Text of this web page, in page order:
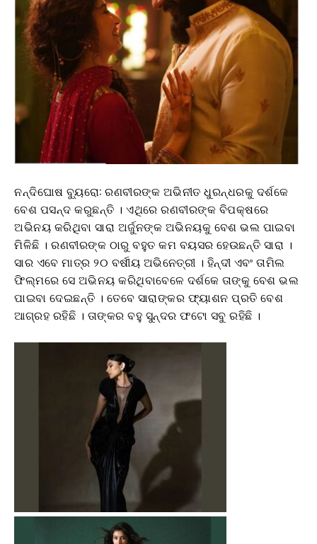
ନନ୍ଦିଘୋଷ ବ୍ୟୁରୋ: ରଣବୀରଙ୍କ ଅଭିନୀତ ଧୁରନ୍ଧରକୁ ଦର୍ଶକେ
ବେଶ ପସନ୍ଦ କରୁଛନ୍ତି । ଏଥିରେ ରଣବୀରଙ୍କ ବିପକ୍ଷରେ
ଅଭିନୟ କରିଥିବା ସାରା ଅର୍ଜୁନଙ୍କ ଅଭିନୟକୁ ବେଶ ଭଲ ପାଇବା
ମିଳିଛି । ରଣବୀରଙ୍କ ଠାରୁ ବହୁତ କମ ବୟସର ହେଉଛନ୍ତି ସାରା ।
ସାର ଏବେ ମାତ୍ର ୨୦ ବର୍ଷୀୟ ଅଭିନେତ୍ରୀ । ହିନ୍ଦୀ ଏବଂ ତାମିଲ
ଫିଲ୍ମରେ ସେ ଅଭିନୟ କରିଥିବାବେଳେ ଦର୍ଶକେ ତାଙ୍କୁ ବେଶ ଭଲ
ପାଇବା ଦେଇଛନ୍ତି । ତେବେ ସାରାଙ୍କର ଫ୍ୟାଶନ ପ୍ରତି ବେଶ
ଆଗ୍ରହ ରହିଛି । ତାଙ୍କର ବହୁ ସୁନ୍ଦର ଫଟୋ ସବୁ ରହିଛି ।